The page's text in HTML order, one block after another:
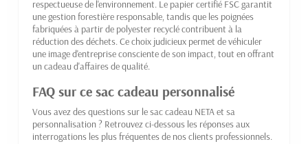
respectueuse de l'environnement. Le papier certifié FSC garantit
une gestion forestière responsable, tandis que les poignées
fabriquées à partir de polyester recyclé contribuent à la
réduction des déchets. Ce choix judicieux permet de véhiculer
une image d'entreprise consciente de son impact, tout en offrant
un cadeau d'affaires de qualité.
FAQ sur ce sac cadeau personnalisé
Vous avez des questions sur le sac cadeau NETA et sa
personnalisation ? Retrouvez ci-dessous les réponses aux
interrogations les plus fréquentes de nos clients professionnels.